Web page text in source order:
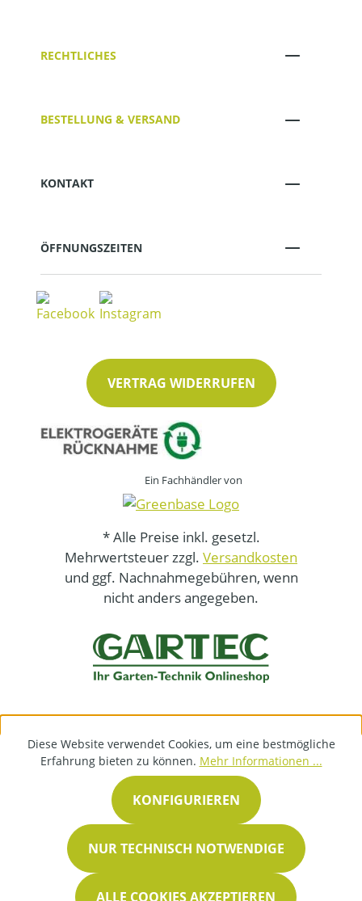
RECHTLICHES
BESTELLUNG & VERSAND
KONTAKT
ÖFFNUNGSZEITEN
VERTRAG WIDERRUFEN
Ein Fachhändler von
* Alle Preise inkl. gesetzl.
Mehrwertsteuer zzgl. Versandkosten
und ggf. Nachnahmegebühren, wenn
nicht anders angegeben.
Diese Website verwendet Cookies, um eine bestmögliche
Erfahrung bieten zu können. Mehr Informationen ...
NUR TECHNISCH NOTWENDIGE
KONFIGURIEREN
ALLE COOKIES AKZEPTIEREN